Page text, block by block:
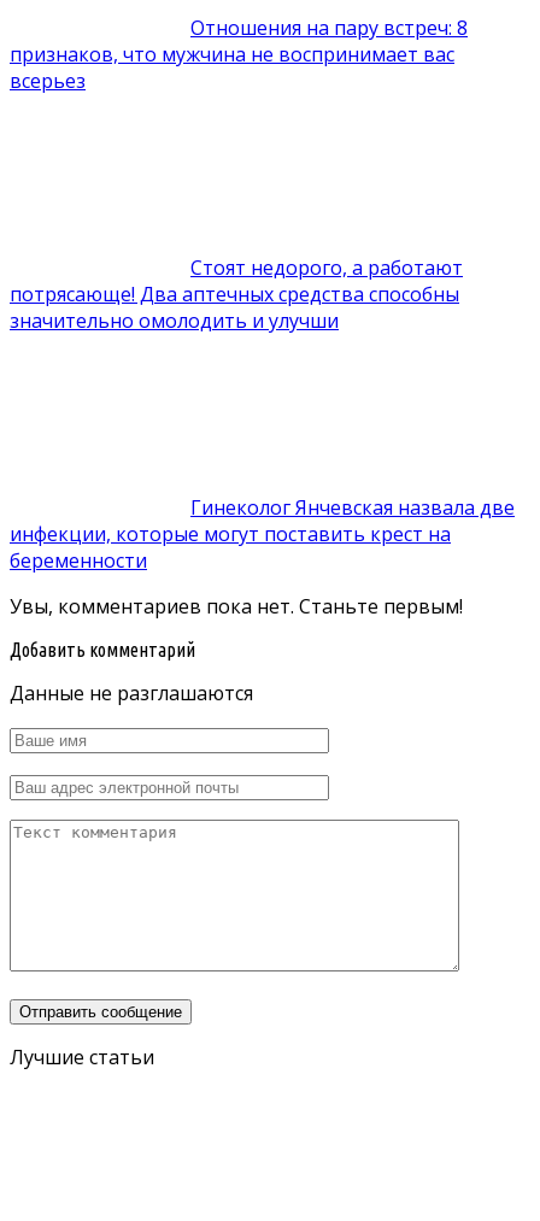
Отношения на пару встреч: 8
признаков, что мужчина не воспринимает вас
всерьез
Стоят недорого, а работают
потрясающе! Два аптечных средства способны
значительно омолодить и улучши
Гинеколог Янчевская назвала две
инфекции, которые могут поставить крест на
беременности
Увы, комментариев пока нет. Станьте первым!
Добавить комментарий
Данные не разглашаются
Лучшие статьи